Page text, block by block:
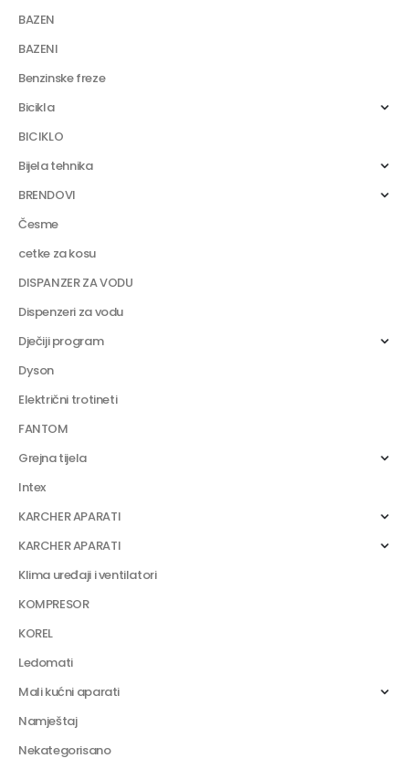
BAZEN
BAZENI
Benzinske freze
Bicikla
BICIKLO
Bijela tehnika
BRENDOVI
Česme
cetke za kosu
DISPANZER ZA VODU
Dispenzeri za vodu
Dječiji program
Dyson
Električni trotineti
FANTOM
Grejna tijela
Intex
KARCHER APARATI
KARCHER APARATI
Klima uređaji i ventilatori
KOMPRESOR
KOREL
Ledomati
Mali kućni aparati
Namještaj
Nekategorisano